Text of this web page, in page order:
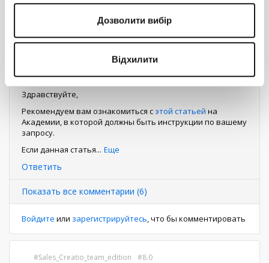
Дозволити вибір
Відхилити
не получился.
7 марта 2024 15:39
1
Здравствуйте,
Рекомендуем вам ознакомиться с этой статьей на
Академии, в которой должны быть инструкции по вашему
запросу.
Если данная статья... Еще
Ответить
Показать все комментарии (6)
Войдите или зарегистрируйтесь, что бы комментировать
Sales_Creatio_team_edition 8.0